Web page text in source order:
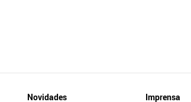
Novidades Imprensa